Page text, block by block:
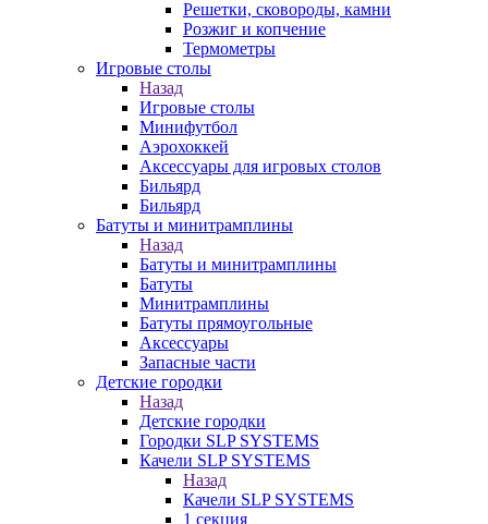
Решетки, сковороды, камни
Розжиг и копчение
Термометры
Игровые столы
Назад
Игровые столы
Минифутбол
Аэрохоккей
Аксессуары для игровых столов
Бильяpд
Бильяpд
Батуты и минитрамплины
Назад
Батуты и минитрамплины
Батуты
Минитрамплины
Батуты прямоугольные
Аксессуары
Запасные части
Детские городки
Назад
Детские городки
Городки SLP SYSTEMS
Качели SLP SYSTEMS
Назад
Качели SLP SYSTEMS
1 секция